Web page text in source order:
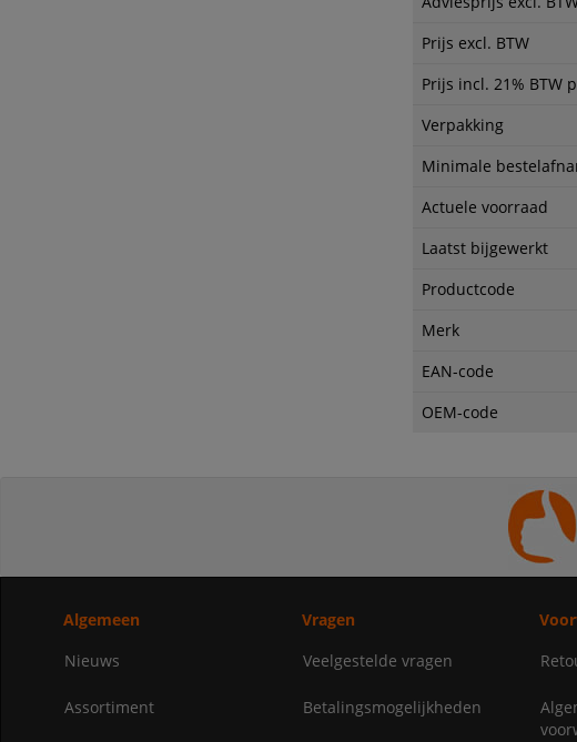
Prijs excl. BTW
Prijs incl. 21% BTW
Verpakking
Minimale
Actuele voorraad
Laatst bijgewerkt
Productcode
Merk
EAN-code
OEM-code
Algemeen
Nieuws
Assortiment
Vragen
Veelgestelde vragen
Betalingsmogelijkheden